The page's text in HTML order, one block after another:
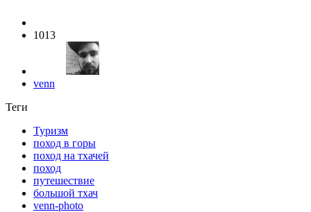
1013
venn
Теги
Туризм
поход в горы
поход на тхачей
поход
путешествие
большой тхач
venn-photo